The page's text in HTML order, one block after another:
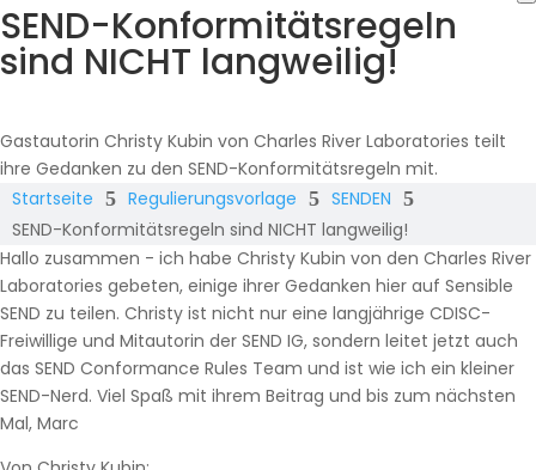
SEND-Konformitätsregeln
sind NICHT langweilig!
Gastautorin Christy Kubin von Charles River Laboratories teilt
ihre Gedanken zu den SEND-Konformitätsregeln mit.
Startseite 5 Regulierungsvorlage 5 SENDEN 5
SEND-Konformitätsregeln sind NICHT langweilig!
Hallo zusammen - ich habe Christy Kubin von den Charles River
Laboratories gebeten, einige ihrer Gedanken hier auf Sensible
SEND zu teilen. Christy ist nicht nur eine langjährige CDISC-
Freiwillige und Mitautorin der SEND IG, sondern leitet jetzt auch
das SEND Conformance Rules Team und ist wie ich ein kleiner
SEND-Nerd. Viel Spaß mit ihrem Beitrag und bis zum nächsten
Mal, Marc